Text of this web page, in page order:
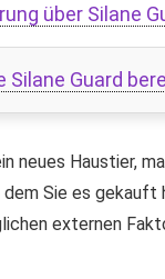
über Silane
Silane Guard
neues Haustier,
dem Sie es
externen